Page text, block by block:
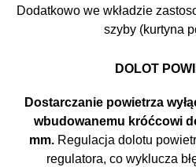
Dodatkowo we wkładzie
szyby (kurtyna
DOLOT
Dostarczanie powietrza
wbudowanemu króćcowi
mm. Regulacja dolotu
regulatora, co wyklucza